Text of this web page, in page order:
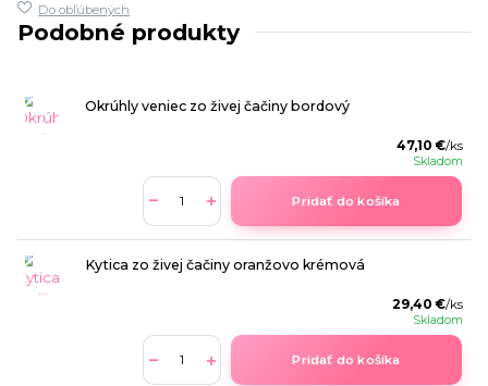
Do obľúbených
Podobné produkty
Okrúhly veniec zo živej čačiny bordový
47,10 €/ks
Skladom
Pridať do košíka
Kytica zo živej čačiny oranžovo krémová
29,40 €/ks
Skladom
Pridať do košíka